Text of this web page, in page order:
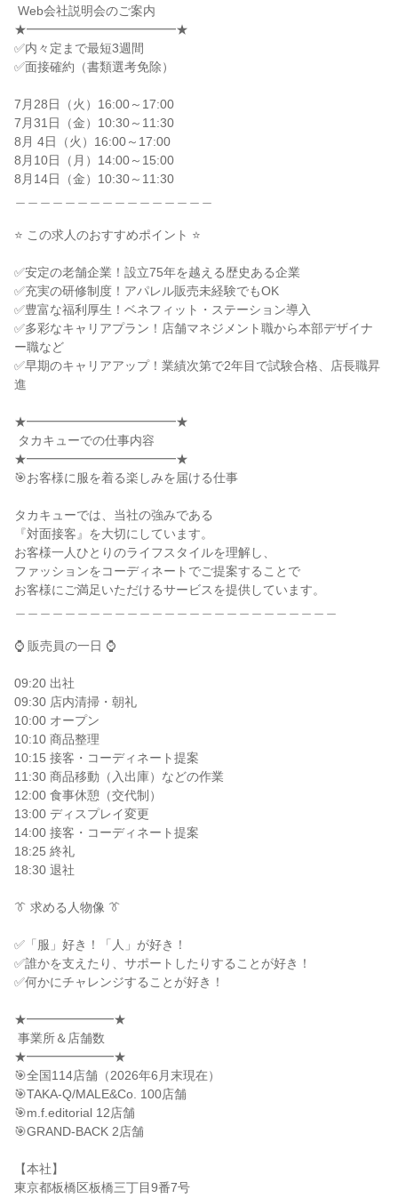
★━━━━━━━━━━━━★
✅内々定まで最短3週間
✅面接確約（書類選考免除）
7月28日（火）16:00～17:00
7月31日（金）10:30～11:30
8月 4日（火）16:00～17:00
8月10日（月）14:00～15:00
8月14日（金）10:30～11:30
⭐ この求人のおすすめポイント ⭐
✅安定の老舗企業！設立75年を越える歴史ある企業
✅充実の研修制度！アパレル販売未経験でもOK
✅豊富な福利厚生！ベネフィット・ステーション導入
✅多彩なキャリアプラン！店舗マネジメント職から本部デザイナ
ー職など
✅早期のキャリアアップ！業績次第で2年目で試験合格、店長職昇
進
★━━━━━━━━━━━━★
★━━━━━━━━━━━━★
🎯お客様に服を着る楽しみを届ける仕事
タカキューでは、当社の強みである
『対面接客』を大切にしています。
お客様一人ひとりのライフスタイルを理解し、
ファッションをコーディネートでご提案することで
お客様にご満足いただけるサービスを提供しています。
⌚ 販売員の一日 ⌚
09:20 出社
09:30 店内清掃・朝礼
10:00 オープン
10:10 商品整理
10:15 接客・コーディネート提案
11:30 商品移動（入出庫）などの作業
12:00 食事休憩（交代制）
13:00 ディスプレイ変更
14:00 接客・コーディネート提案
18:25 終礼
18:30 退社
👔 求める人物像 👔
✅「服」好き！「人」が好き！
✅誰かを支えたり、サポートしたりすることが好き！
✅何かにチャレンジすることが好き！
★━━━━━━━★
★━━━━━━━★
🎯全国114店舗（2026年6月末現在）
🎯TAKA-Q/MALE&Co. 100店舗
🎯m.f.editorial 12店舗
🎯GRAND-BACK 2店舗
【本社】
東京都板橋区板橋三丁目9番7号